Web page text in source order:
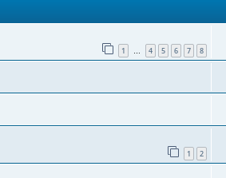
1 … 4 5 6 7 8
1 2